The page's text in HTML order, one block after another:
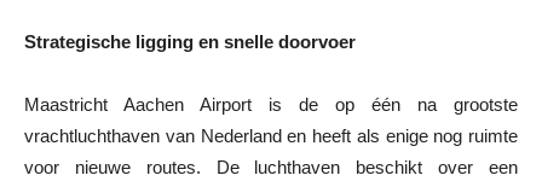
Strategische ligging en snelle doorvoer
Maastricht Aachen Airport is de op één na grootste
vrachtluchthaven van Nederland en heeft als enige nog ruimte
voor nieuwe routes. De luchthaven beschikt over een